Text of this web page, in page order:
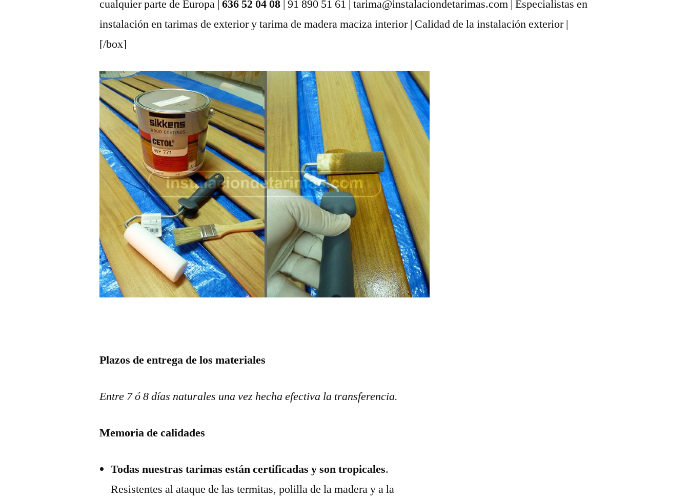
cualquier parte de Europa |636 52 04 08 | 91 890 51 61 | tarima@instalaciondetarimas.com | Especialistas en
instalación en tarimas de exterior y tarima de madera maciza interior | Calidad de la instalación exterior |
[/box]
Plazos de entrega de los materiales
Entre 7 ó 8 días naturales una vez hecha efectiva la transferencia.
Memoria de calidades
Todas nuestras tarimas están certificadas y son tropicales.
Resistentes al ataque de las termitas, polilla de la madera y a la